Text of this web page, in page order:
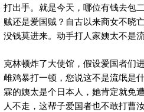
打出手。就是今天，哪位有钱去包
贼还是爱国贼？自古以来商女不晓
没钱莫进来。动手打人家姨太不是
克林顿炸了大使馆，假设爱国者们
雌鸡暴打一顿，您说这不是流氓是
霖的姨太是个日本人，她肯定就免
人不走，这帮子爱国者也不敢打曹